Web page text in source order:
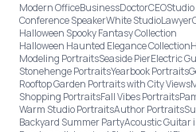
Modern OfficeBusinessDoctorCEO
Conference SpeakerWhite StudioLawyer
Halloween Spooky Fantasy Collection
Halloween Haunted Elegance Collection
Modeling PortraitsSeaside PierElectric
Stonehenge PortraitsYearbook Portraits
Rooftop Garden Portraits with City Views
Shopping PortraitsFall Vibes Portraits
Warm Studio PortraitsAuthor Portraits
Backyard Summer PartyAcoustic Guitar